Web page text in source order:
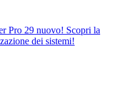
Pro 29 nuovo! Scopri la
dei sistemi!